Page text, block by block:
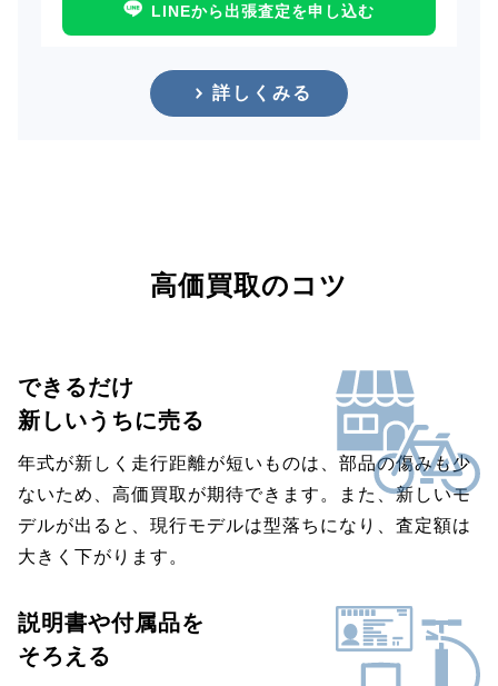
LINEから出張査定を申し込む
詳しくみる
高価買取のコツ
できるだけ
新しいうちに売る
年式が新しく走行距離が短いものは、部品の傷みも少
ないため、高価買取が期待できます。また、新しいモ
デルが出ると、現行モデルは型落ちになり、査定額は
大きく下がります。
説明書や付属品を
そろえる